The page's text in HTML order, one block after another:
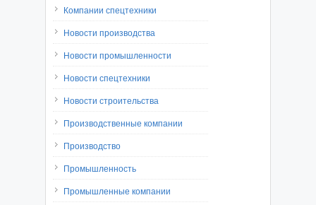
Компании спецтехники
Новости производства
Новости промышленности
Новости спецтехники
Новости строительства
Производственные компании
Производство
Промышленность
Промышленные компании